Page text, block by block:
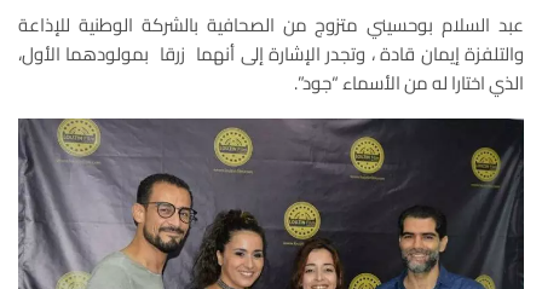
عبد السلام بوحسيني متزوج من الصحافية بالشركة الوطنية للإذاعة
والتلفزة إيمان قادة ، وتجدر الإشارة إلى أنهما زرقا بمولودهما الأول،
الذي اختارا له من الأسماء “جود”.